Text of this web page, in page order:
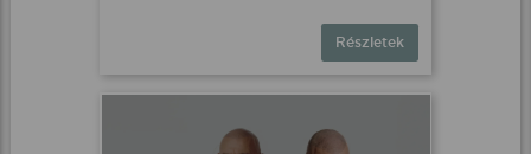
Részletek